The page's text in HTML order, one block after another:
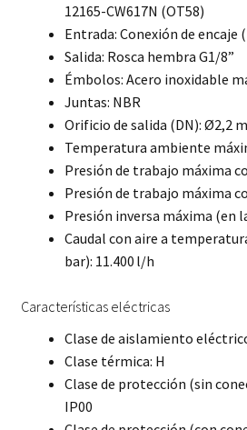
12165-CW617N (OT58)
Entrada: Conexión de encaje
Salida: Rosca hembra G1/8”
Émbolos: Acero inoxidable
Juntas: NBR
Orificio de salida (DN): Ø2,2
Temperatura ambiente
Presión de trabajo máxima
Presión de trabajo máxima
Presión inversa máxima (en
Caudal con aire a
bar): 11.400 l/h
Características eléctricas
Clase de aislamiento
Clase térmica: H
Clase de protección (sin
IP00